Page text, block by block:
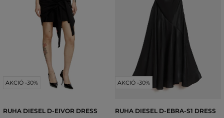
AKCIÓ -30%
RUHA DIESEL D-EIVOR DRESS
AKCIÓ -30%
RUHA DIESEL D-EBRA-S1 DRESS